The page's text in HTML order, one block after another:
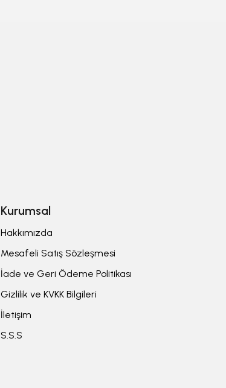
Kurumsal
Hakkımızda
Mesafeli Satış Sözleşmesi
İade ve Geri Ödeme Politikası
Gizlilik ve KVKK Bilgileri
İletişim
S.S.S